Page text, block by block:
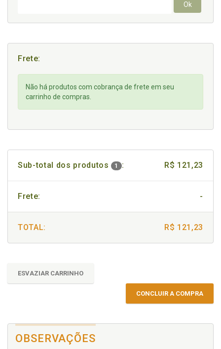
Ok
Frete:
Não há produtos com cobrança de frete em seu
carrinho de compras.
Sub-total dos produtos 1 : R$ 121,23
Frete: -
TOTAL: R$ 121,23
ESVAZIAR CARRINHO
CONCLUIR A COMPRA
OBSERVAÇÕES